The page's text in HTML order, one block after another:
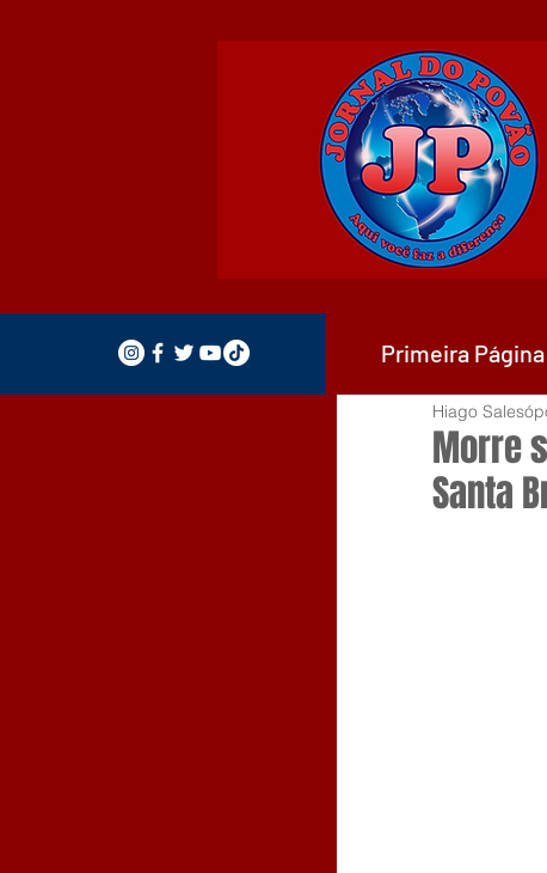
Morre
Santa
Hiago
Primeira Página